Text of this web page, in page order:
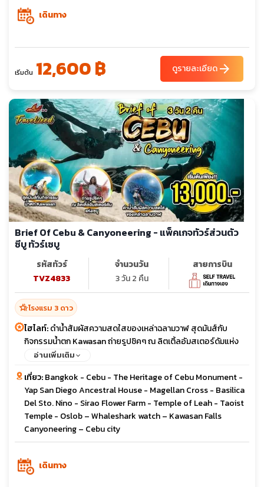
เดินทาง
เริ่มต้น 12,600 ฿ ดูรายละเอียดarrow_forward
Brief Of Cebu & Canyoneering - แพ็คเกจทัวร์ส่วนตัว
ซีบู ทัวร์เซบู
รหัสทัวร์
TVZ4833
จำนวนวัน
3 วัน 2 คืน
สายการบิน
hotel_classโรงแรม 3 ดาว
ไฮไลท์:ดำน้ำสัมผัสความสดใสของเหล่าฉลามวาฬ สุดมันส์กับ
กิจกรรมน้ำตก Kawasan ถ่ายรูปชิคๆ ณ ลิตเติ้ลอัมสเตอร์ดัมแห่ง
เซบูอ่านเพิ่มเติม
เที่ยว:Bangkok - Cebu - The Heritage of Cebu Monument -
Yap San Diego Ancestral House - Magellan Cross - Basilica
Del Sto. Nino - Sirao Flower Farm - Temple of Leah - Taoist
Temple - Oslob – Whaleshark watch – Kawasan Falls
Canyoneering – Cebu city
เดินทาง